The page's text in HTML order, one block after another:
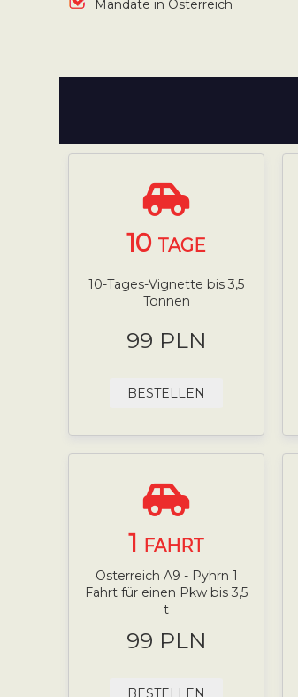
Mandate in Österreich
10 TAGE
10-Tages-Vignette bis 3,5
Tonnen
99 PLN
BESTELLEN
1 FAHRT
Österreich A9 - Pyhrn 1
Fahrt für einen Pkw bis 3,5
t
99 PLN
BESTELLEN